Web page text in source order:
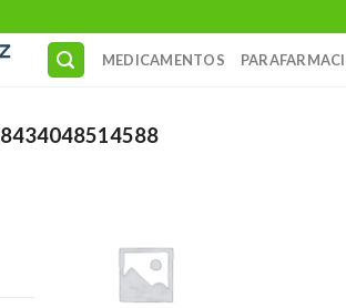
MEDICAMENTOS
8434048514588